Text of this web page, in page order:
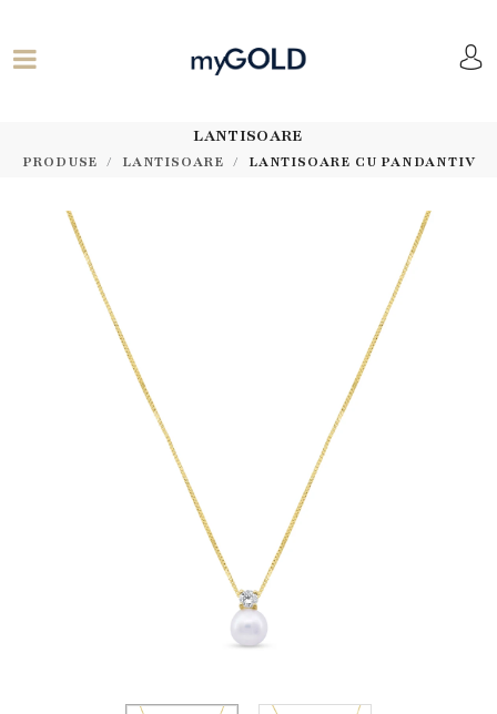
LANTISOARE
PRODUSE LANTISOARE LANTISOARE CU PANDANTIV